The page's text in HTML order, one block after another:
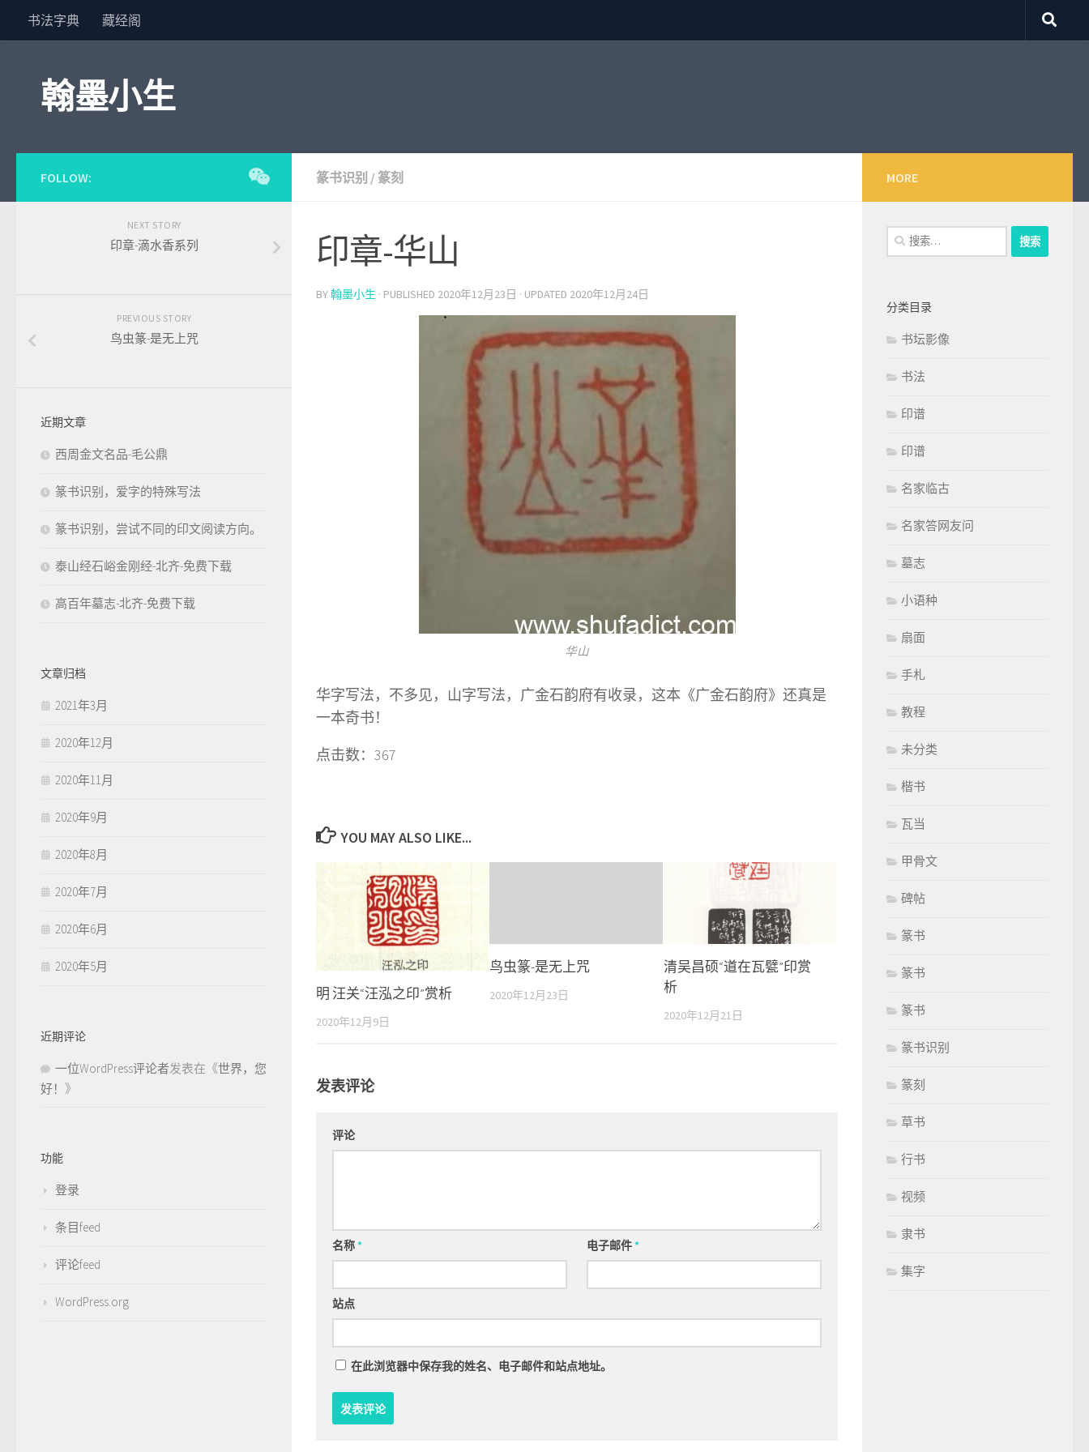
Skip to content
书法字典 藏经阁
翰墨小生
篆书识别 / 篆刻
印章-华山
BY翰墨小生 · PUBLISHED 2020年12月23日 · UPDATED 2020年12月24日
华山
华字写法，不多见，山字写法，广金石韵府有收录，这本《广金石韵府》还真是
一本奇书！
点击数：367
YOU MAY ALSO LIKE...
明 汪关“汪泓之印”赏析
2020年12月9日
鸟虫篆-是无上咒
2020年12月23日
清吴昌硕“道在瓦甓”印赏
析
2020年12月21日
发表评论
评论
名称* 电子邮件*
站点
在此浏览器中保存我的姓名、电子邮件和站点地址。
FOLLOW:
NEXT STORY
印章-滴水香系列
PREVIOUS STORY
鸟虫篆-是无上咒
近期文章
西周金文名品-毛公鼎
篆书识别，爱字的特殊写法
篆书识别，尝试不同的印文阅读方向。
泰山经石峪金刚经-北齐-免费下载
高百年墓志-北齐-免费下载
文章归档
2021年3月
2020年12月
2020年11月
2020年9月
2020年8月
2020年7月
2020年6月
2020年5月
近期评论
一位WordPress评论者发表在《世界，您
好！ 》
功能
登录
条目feed
评论feed
WordPress.org
MORE
搜
索：
分类目录
书坛影像
书法
印谱
印谱
名家临古
名家答网友问
墓志
小语种
扇面
手札
教程
未分类
楷书
瓦当
甲骨文
碑帖
篆书
篆书
篆书
篆书识别
篆刻
草书
行书
视频
隶书
集字